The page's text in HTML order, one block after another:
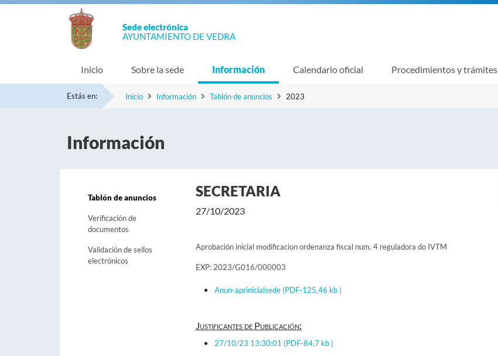
Sede electrónica
AYUNTAMIENTO DE VEDRA
Inicio Sobre la sede Información Calendario oficial Procedimientos y trámites
Estás en: Inicio Información Tablón de anuncios 2023
Información
Tablón de anuncios
Verificación de
documentos
Validación de sellos
electrónicos
SECRETARIA
27/10/2023
Aprobación inicial modificacion ordenanza fiscal num. 4 reguladora do IVTM
EXP: 2023/G016/000003
Anun-aprinicialsede(PDF-125,46 kb )
Justificantes de Publicación:
27/10/23 13:30:01 (PDF-84,7 kb )